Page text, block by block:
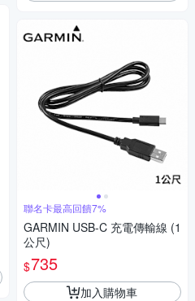
聯名卡最高回饋7%
GARMIN USB-C 充電傳輸線 (1
公尺)
$735
加入購物車